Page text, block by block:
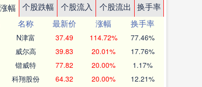
幅 个股跌幅 个股流入 个股流出
换手率
名称 最新价 涨幅
换手率
N津富 37.49 114.72% 77.46%
威尔高 39.83 20.01% 17.76%
锴威特 77.82 20.00% 1.17%
科翔股份 64.32 20.00% 12.21%